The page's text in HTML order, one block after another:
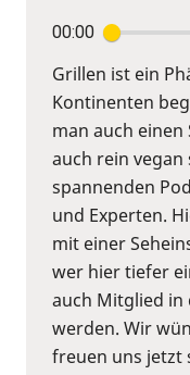
00:00
Grillen ist ein
Kontinenten
man auch
auch rein
spannenden
und Experten.
mit einer
wer hier tiefer
auch Mitglied in
werden. Wir
freuen uns jetzt